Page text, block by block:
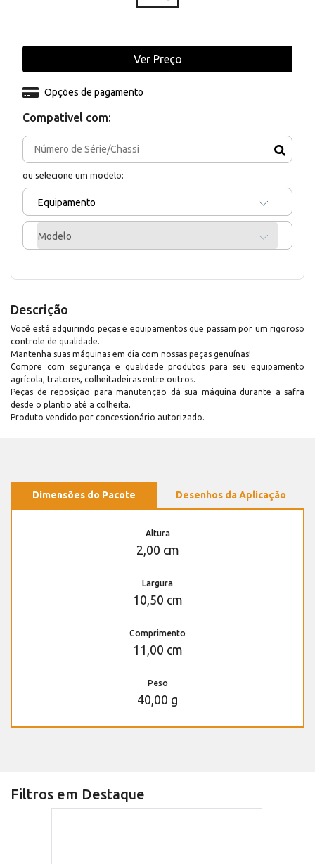
Compativel com:
ou selecione um modelo:
Equipamento
Modelo
Opções de pagamento
Ver Preço
Descrição
Você está adquirindo peças e equipamentos que passam por um rigoroso
controle de qualidade.
Mantenha suas máquinas em dia com nossas peças genuínas!
Compre com segurança e qualidade produtos para seu equipamento
agrícola, tratores, colheitadeiras entre outros.
Peças de reposição para manutenção dá sua máquina durante a safra
desde o plantio até a colheita.
Produto vendido por concessionário autorizado.
Dimensões do Pacote Desenhos da Aplicação
Altura
2,00 cm
Largura
10,50 cm
Comprimento
11,00 cm
Peso
40,00 g
Filtros em Destaque